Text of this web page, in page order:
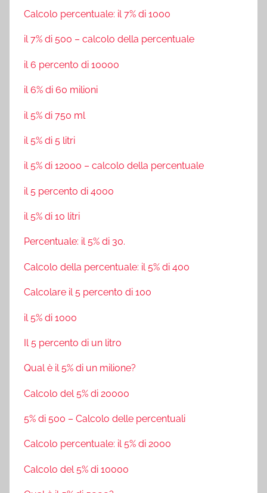
Calcolo percentuale: il 7% di 1000
il 7% di 500 – calcolo della percentuale
il 6 percento di 10000
il 6% di 60 milioni
il 5% di 750 ml
il 5% di 5 litri
il 5% di 12000 – calcolo della percentuale
il 5 percento di 4000
il 5% di 10 litri
Percentuale: il 5% di 30.
Calcolo della percentuale: il 5% di 400
Calcolare il 5 percento di 100
il 5% di 1000
Il 5 percento di un litro
Qual è il 5% di un milione?
Calcolo del 5% di 20000
5% di 500 – Calcolo delle percentuali
Calcolo percentuale: il 5% di 2000
Calcolo del 5% di 10000